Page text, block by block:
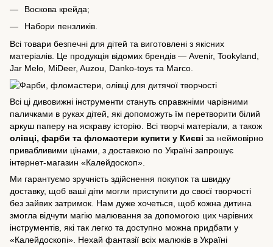
Воскова крейда;
Набори пензликів.
Всі товари безпечні для дітей та виготовлені з якісних
матеріалів. Це продукція відомих брендів — Avenir, Tookyland,
Jar Melo, MiDeer, Auzou, Danko-toys та Marco.
Всі ці дивовижні інструменти стануть справжніми чарівними
паличками в руках дітей, які допоможуть їм перетворити білий
аркуш паперу на яскраву історію. Всі творчі матеріали, а також
олівці, фарби та фломастери купити у Києві за неймовірно
привабливими цінами, з доставкою по Україні запрошує
інтернет-магазин «Калейдоскоп».
Ми гарантуємо зручність здійснення покупок та швидку
доставку, щоб ваші діти могли приступити до своєї творчості
без зайвих затримок. Нам дуже хочеться, щоб кожна дитина
змогла відчути магію малювання за допомогою цих чарівних
інструментів, які так легко та доступно можна придбати у
«Калейдоскопі». Нехай фантазії всіх малюків в Україні